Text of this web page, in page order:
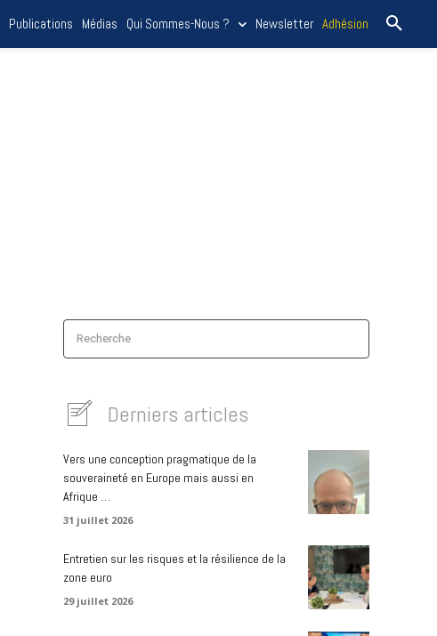
Publications Médias Qui Sommes-Nous ? Newsletter Adhésion
Recherche
Derniers articles
Vers une conception pragmatique de la
souveraineté en Europe mais aussi en
Afrique …
31 juillet 2026
Entretien sur les risques et la résilience de la
zone euro
29 juillet 2026